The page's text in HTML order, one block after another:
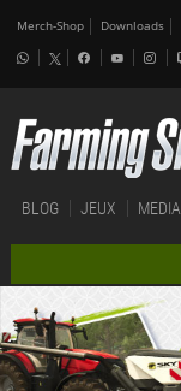
Merch-Shop Downloads
BLOG JEUX MEDIA